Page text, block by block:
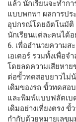
แล้ว นักเรียนจะทำก
แบบพกพา ผลการปร
อุปกรณ์โดยอัตโนมัติ
นักเรียนแต่ละคนได้อ
6. เพื่ออำนวยความส
เอเตอร์ รวมทั้งเพื่อ
โดยลดความเสียหาย
ต่อขั้วทดสอบยาวไม่
เดิมของรถ ขั้วทดสอ
และพิมพ์แบบฟลัตเบ
เดิมอย่างเที่ยงตรง
กำกับด้วยหมายเลขมุ